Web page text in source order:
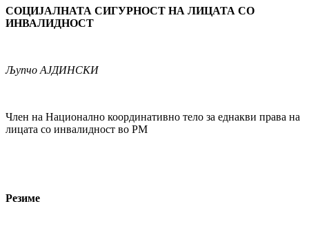
СОЦИЈАЛНАТА СИГУРНОСТ НА ЛИЦАТА СО
ИНВАЛИДНОСТ
Љупчо АЈДИНСКИ
Член на Национално координативно тело за еднакви права на
лицата со инвалидност во РМ
Резиме